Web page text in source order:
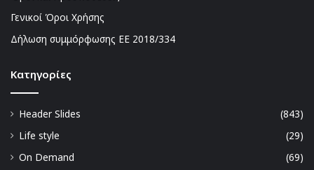
Γενικοί Όροι Χρήσης
Δήλωση συμμόρφωσης ΕΕ 2018/334
Kατηγορίες
Header Slides
(843)
Life style
(29)
On Demand
(69)